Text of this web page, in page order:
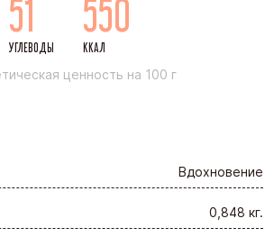
51
УГЛЕВОДЫ
550
ККАЛ
ценность на 100 г
Вдохновение
0,848 кг.